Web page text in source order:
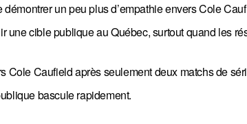
démontrer un peu plus d’empathie envers Cole
une cible publique au Québec, surtout quand les
Cole Caufield après seulement deux matchs de
bascule rapidement.